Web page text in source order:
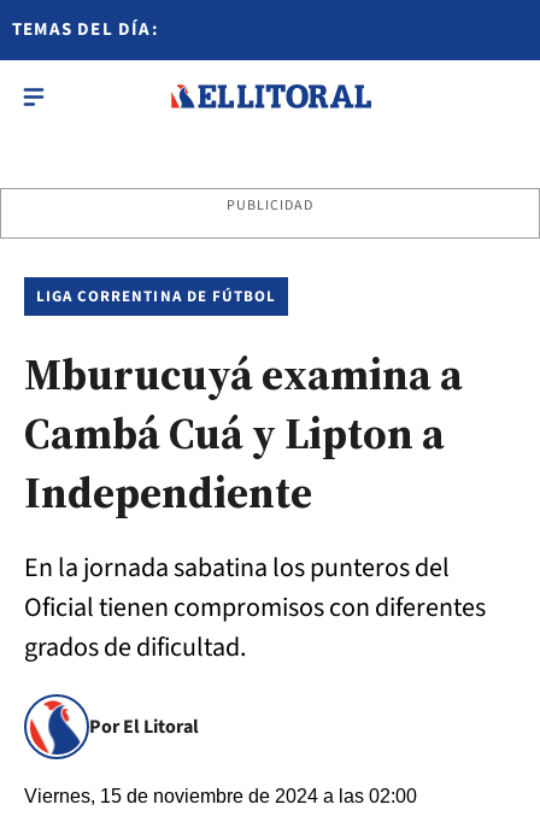
TEMAS DEL DÍA:
PUBLICIDAD
LIGA CORRENTINA DE FÚTBOL
Mburucuyá examina a
Cambá Cuá y Lipton a
Independiente
En la jornada sabatina los punteros del
Oficial tienen compromisos con diferentes
grados de dificultad.
Por El Litoral
Viernes, 15 de noviembre de 2024 a las 02:00